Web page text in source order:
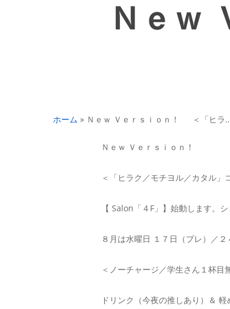
Ｎｅｗ
ホーム » Ｎｅｗ Ｖｅｒｓｉｏｎ！ ＜「ヒラ
Ｎｅｗ Ｖｅｒｓｉｏｎ！
＜「ヒラク／モチヨル／カタル」
【 Salon「４F」】始動します。
８月は水曜日 １７日（プレ）／２
＜ノーチャージ／学生さん１杯目
ドリンク（今夜の推しあり）＆